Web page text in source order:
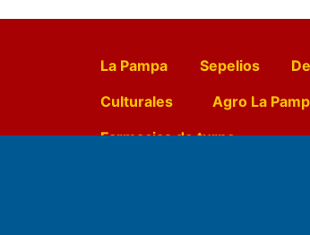
La Pampa Sepelios
Culturales
Agro La
Farmacias de turno